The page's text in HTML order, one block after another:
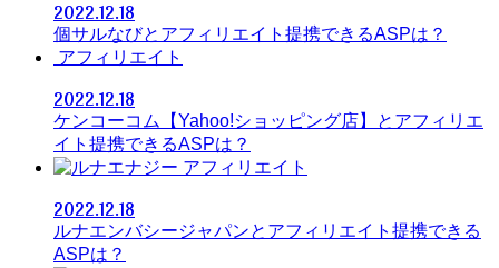
2022.12.18
個サルなびとアフィリエイト提携できるASPは？
アフィリエイト
2022.12.18
ケンコーコム【Yahoo!ショッピング店】とアフィリエ
イト提携できるASPは？
アフィリエイト
2022.12.18
ルナエンバシージャパンとアフィリエイト提携できる
ASPは？